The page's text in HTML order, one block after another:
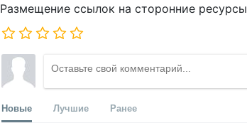
Размещение ссылок на сторонние ресурсы
Новые Лучшие Ранее